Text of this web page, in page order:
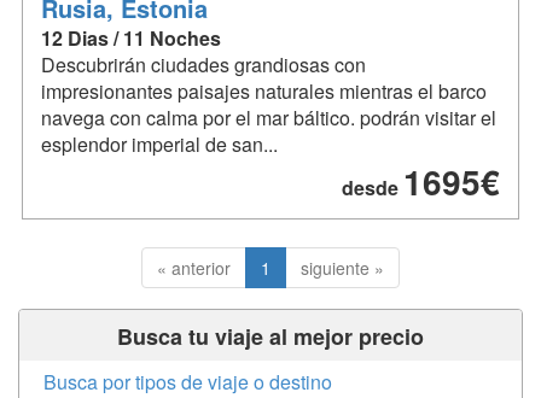
Rusia, Estonia
12 Dias / 11 Noches
Descubrirán ciudades grandiosas con
impresionantes paisajes naturales mientras el barco
navega con calma por el mar báltico. podrán visitar el
esplendor imperial de san...
desde 1695€
« anterior 1 siguiente »
Busca tu viaje al mejor precio
Busca por tipos de viaje o destino